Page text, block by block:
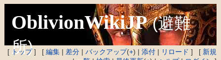
OblivionWikiJP (避難
所)
[ トップ] [編集 | 差分 |バックアップ(+) |添付 | リロード ] [ 新規